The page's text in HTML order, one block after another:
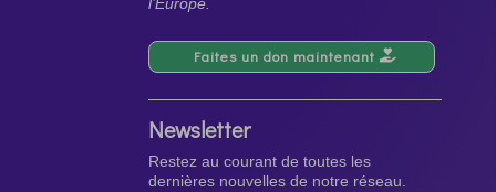
l’Europe.
Faites un don maintenant
Newsletter
Restez au courant de toutes les
dernières nouvelles de notre réseau.